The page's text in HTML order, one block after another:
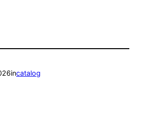
incatalog